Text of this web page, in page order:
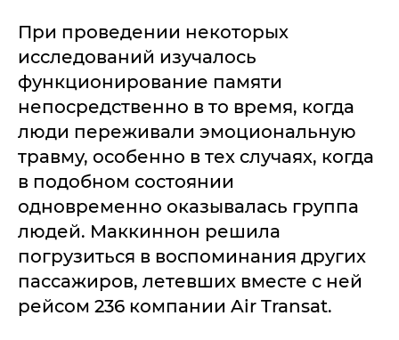
При проведении некоторых
исследований изучалось
функционирование памяти
непосредственно в то время, когда
люди переживали эмоциональную
травму, особенно в тех случаях, когда
в подобном состоянии
одновременно оказывалась группа
людей. Маккиннон решила
погрузиться в воспоминания других
пассажиров, летевших вместе с ней
рейсом 236 компании Air Transat.